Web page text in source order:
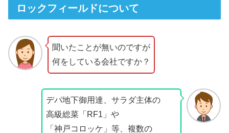
ロックフィールドについて
聞いたことが無いのですが
何をしている会社ですか？
デパ地下御用達、サラダ主体の
高級総菜「RF1」や
「神戸コロッケ」等、複数の